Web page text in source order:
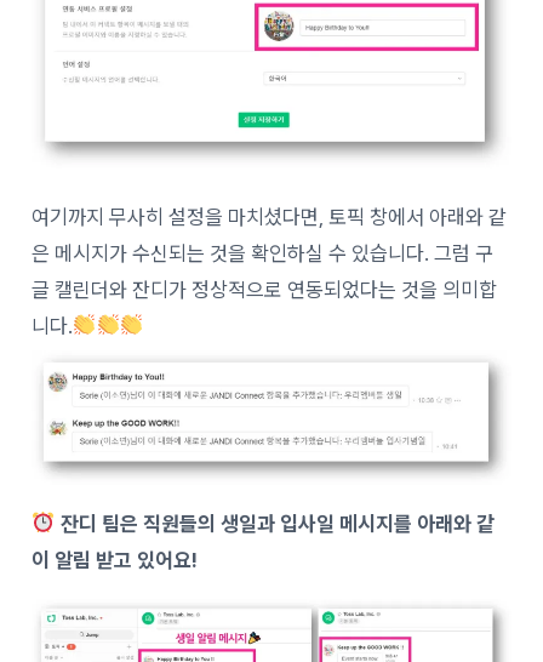
여기까지 무사히 설정을 마치셨다면, 토픽 창에서 아래와 같
은 메시지가 수신되는 것을 확인하실 수 있습니다. 그럼 구
글 캘린더와 잔디가 정상적으로 연동되었다는 것을 의미합
니다.
잔디 팀은 직원들의 생일과 입사일 메시지를 아래와 같
이 알림 받고 있어요!